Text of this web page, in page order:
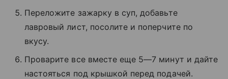
Переложите зажарку в суп, добавьте
лавровый лист, посолите и поперчите по
вкусу.
Проварите все вместе еще 5—7 минут и дайте
настояться под крышкой перед подачей.